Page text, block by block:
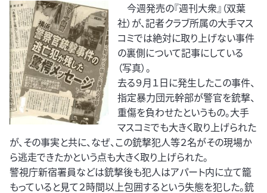
今週発売の『週刊大衆』（双葉
社）が、記者クラブ所属の大手マス
コミでは絶対に取り上げない事件
の裏側について記事にしている
（写真）。
去る９月１日に発生したこの事件、
指定暴力団元幹部が警官を銃撃、
重傷を負わせたというもの。大手
マスコミでも大きく取り上げられた
が、その事実と共に、なぜ、この銃撃犯人等２名がその現場か
ら逃走できたかという点も大きく取り上げられた。
警視庁新宿署員などは銃撃後も犯人はアパート内に立て籠
もっていると見て２時間以上包囲するという失態を犯した。銃